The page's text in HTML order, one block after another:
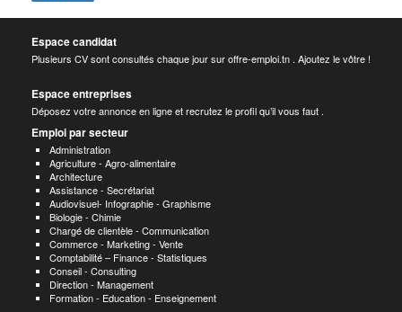
Espace candidat
Plusieurs CV sont consultés chaque jour sur offre-emploi.tn . Ajoutez le vôtre !
Espace entreprises
Déposez votre annonce en ligne et recrutez le profil qu’il vous faut .
Emploi par secteur
Administration
Agriculture - Agro-alimentaire
Architecture
Assistance - Secrétariat
Audiovisuel- Infographie - Graphisme
Biologie - Chimie
Chargé de clientèle - Communication
Commerce - Marketing - Vente
Comptabilité – Finance - Statistiques
Conseil - Consulting
Direction - Management
Formation - Education - Enseignement